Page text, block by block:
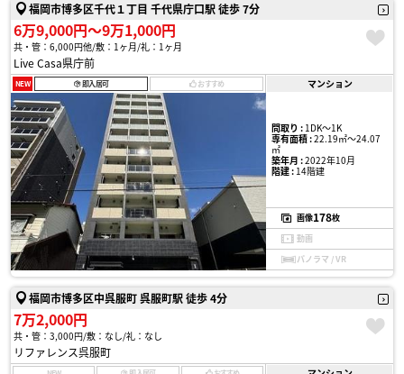
福岡市博多区千代１丁目 千代県庁口駅 徒歩 7分
6万9,000円〜9万1,000円
共・管：6,000円他 敷：1ヶ月 礼：1ヶ月
Live Casa県庁前
NEW 即入居可 おすすめ マンション
間取り :1DK〜1K
専有面積 :22.19㎡〜24.07
㎡
築年月 :2022年10月
階建 :14階建
画像178枚
動画
パノラマ / VR
福岡市博多区中呉服町 呉服町駅 徒歩 4分
7万2,000円
共・管：3,000円 敷：なし 礼：なし
リファレンス呉服町